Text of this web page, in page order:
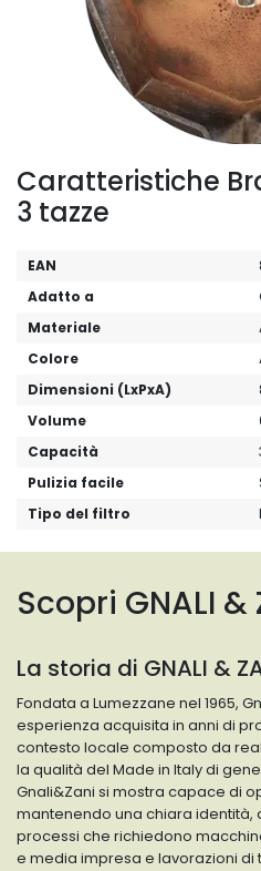
Caratteristiche
3 tazze
EAN
Adatto a
Materiale
Colore
Dimensioni (LxPxA)
Volume
Capacità
Pulizia facile
Tipo del filtro
Scopri GNALI &
La storia di GNALI &
Fondata a Lumezzane nel 1965,
esperienza acquisita in anni di
contesto locale composto da
la qualità del Made in Italy di
Gnali&Zani si mostra capace di
mantenendo una chiara identità,
processi che richiedono
e media impresa e lavorazioni di